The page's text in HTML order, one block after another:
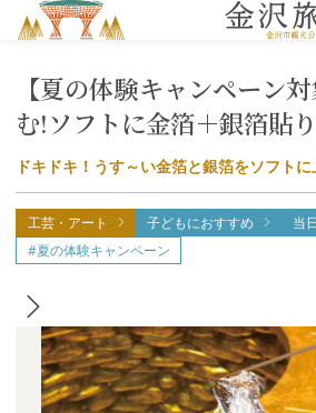
【夏の体験キャンペーン
む!ソフトに金箔＋銀箔貼
ドキドキ！うす～い金箔と銀箔をソフト
工芸・アート 子どもにおすすめ
当
#夏の体験キャンペーン